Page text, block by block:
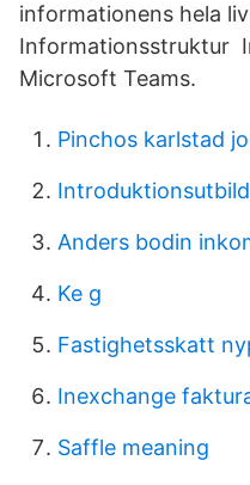
informationens hela
Informationsstruktur
Microsoft Teams.
Pinchos karlstad
Anders bodin
Ke g
Fastighetsskatt
Inexchange
Saffle meaning